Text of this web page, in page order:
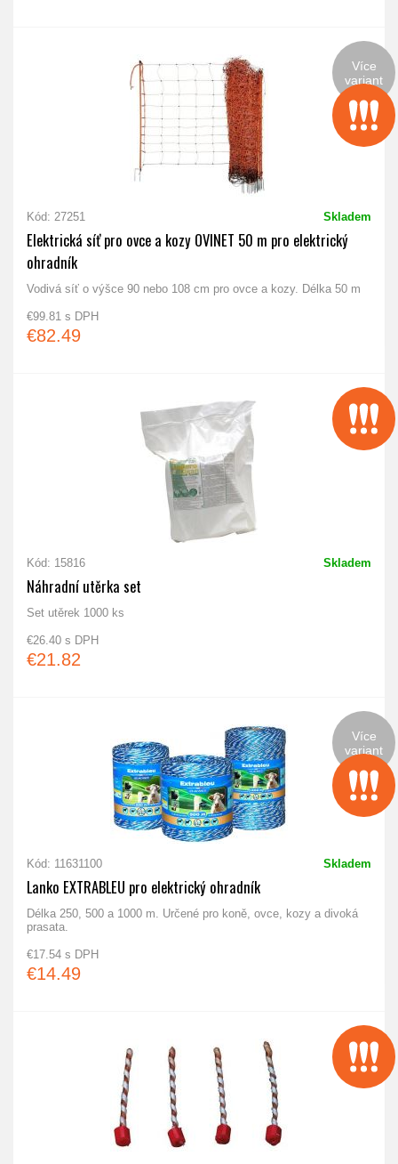
Kód: 27251 Skladem
Elektrická síť pro ovce a kozy OVINET 50 m pro elektrický
ohradník
Vodivá síť o výšce 90 nebo 108 cm pro ovce a kozy. Délka 50 m
€99.81 s DPH
€82.49
Více
variant
Kód: 15816 Skladem
Náhradní utěrka set
Set utěrek 1000 ks
€26.40 s DPH
€21.82
Kód: 11631100 Skladem
Lanko EXTRABLEU pro elektrický ohradník
Délka 250, 500 a 1000 m. Určené pro koně, ovce, kozy a divoká
prasata.
€17.54 s DPH
€14.49
Více
variant